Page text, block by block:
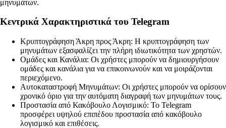
μηνυμάτων.
Κεντρικά Χαρακτηριστικά του Telegram
Κρυπτογράφηση Άκρη προς Άκρη: Η κρυπτογράφηση των
μηνυμάτων εξασφαλίζει την πλήρη ιδιωτικότητα των χρηστών.
Ομάδες και Κανάλια: Οι χρήστες μπορούν να δημιουργήσουν
ομάδες και κανάλια για να επικοινωνούν και να μοιράζονται
περιεχόμενο.
Αυτοκαταστροφή Μηνυμάτων: Οι χρήστες μπορούν να ορίσουν
χρονικό όριο για την αυτόματη διαγραφή των μηνυμάτων τους.
Προστασία από Κακόβουλο Λογισμικό: Το Telegram
προσφέρει υψηλού επιπέδου προστασία από κακόβουλο
λογισμικό και επιθέσεις.